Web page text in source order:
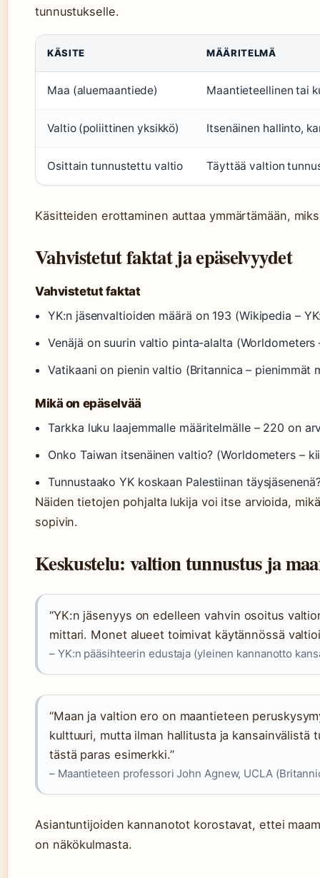
tunnustukselle.
KÄSITE MÄÄRITELMÄ
Maa (aluemaantiede) Maantieteellinen tai
Valtio (poliittinen yksikkö) Itsenäinen hallinto,
Osittain tunnustettu valtio Täyttää valtion
Käsitteiden erottaminen auttaa ymmärtämään,
Vahvistetut faktat ja epäselvyydet
Vahvistetut faktat
YK:n jäsenvaltioiden määrä on 193 (Wikipedia –
Venäjä on suurin valtio pinta-alalta (Worldometers
Vatikaani on pienin valtio (Britannica – pienimmät
Mikä on epäselvää
Tarkka luku laajemmalle määritelmälle – 220 on
Onko Taiwan itsenäinen valtio? (Worldometers –
Tunnustaako YK koskaan Palestiinan
Näiden tietojen pohjalta lukija voi itse arvioida,
sopivin.
Keskustelu: valtion tunnustus ja
“YK:n jäsenyys on edelleen vahvin osoitus
mittari. Monet alueet toimivat käytännössä
– YK:n pääsihteerin edustaja (yleinen kannanotto
“Maan ja valtion ero on maantieteen
kulttuuri, mutta ilman hallitusta ja kansainvälistä
tästä paras esimerkki.”
– Maantieteen professori John Agnew, UCLA
Asiantuntijoiden kannanotot korostavat, ettei
on näkökulmasta.